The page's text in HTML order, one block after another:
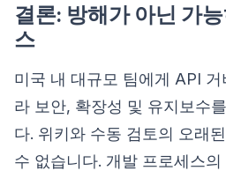
결론: 방해가 아닌 가
스
미국 내 대규모 팀에게 API
라 보안, 확장성 및 유지보수
다. 위키와 수동 검토의 오래
수 없습니다. 개발 프로세스